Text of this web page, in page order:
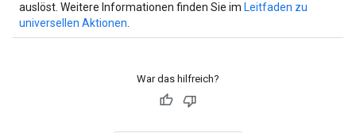
auslöst. Weitere Informationen finden Sie im Leitfaden zu
universellen Aktionen
War das hilfreich?